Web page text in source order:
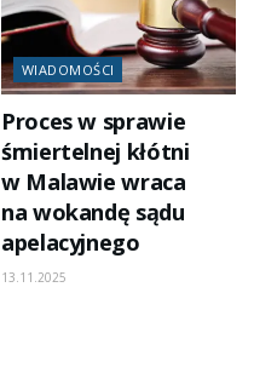
WIADOMOŚCI
Proces w sprawie
śmiertelnej kłótni
w Malawie wraca
na wokandę sądu
apelacyjnego
13.11.2025